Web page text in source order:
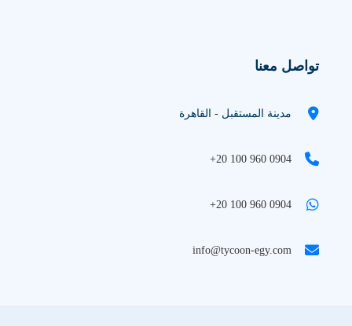
تواصل معنا
مدينة المستقبل - القاهرة
+20 100 960 0904
+20 100 960 0904
info@tycoon-egy.com